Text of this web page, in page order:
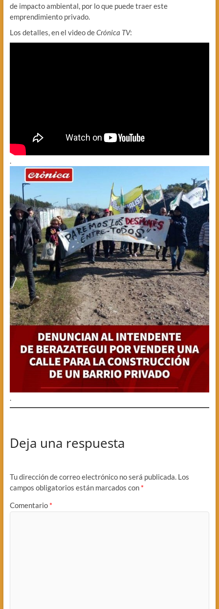
de impacto ambiental, por lo que puede traer este
emprendimiento privado.
Los detalles, en el video deCrónica TV:
.
.
Deja una respuesta
Tu dirección de correo electrónico no será publicada. Los
campos obligatorios están marcados con *
Comentario *